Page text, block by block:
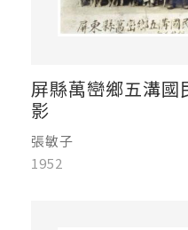
屏縣萬巒鄉五溝
影
張敏子
1952